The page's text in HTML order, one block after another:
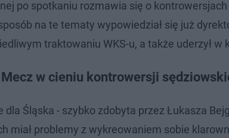
po spotkaniu rozmawia się o
na te tematy wypowiedział się już
traktowaniu WKS-u, a także uderzył w
Mecz w cieniu kontrowersji
Śląska - szybko zdobyta przez Łukasza
miał problemy z wykreowaniem sobie